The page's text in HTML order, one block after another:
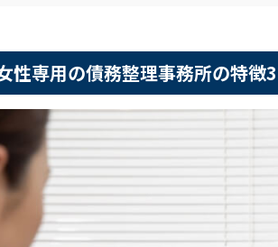
性専用の債務整理事務所の特徴